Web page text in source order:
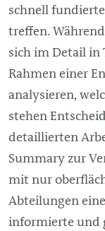
schnell
treffen.
sich im Detail
Rahmen einer
analysieren,
stehen
detaillierten
Summary zur
mit nur
Abteilungen
informierte und